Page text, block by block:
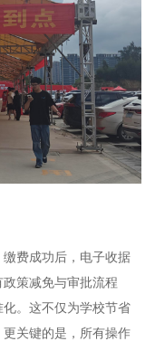
费成功后，电子收据
策减免与审批流程
化。这不仅为学校节省
关键的是，所有操作